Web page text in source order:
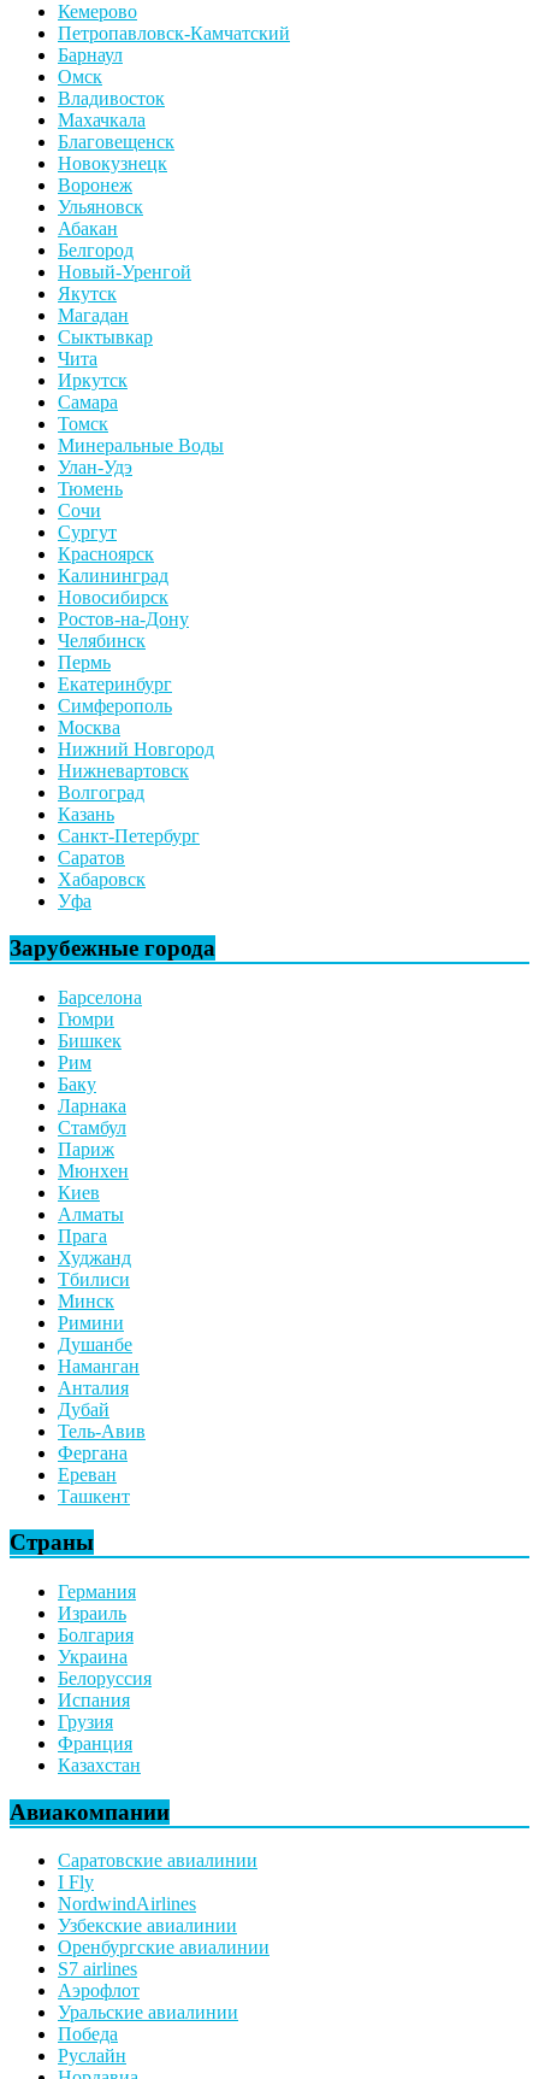
Кемерово
Петропавловск-Камчатский
Барнаул
Омск
Владивосток
Махачкала
Благовещенск
Новокузнецк
Воронеж
Ульяновск
Абакан
Белгород
Новый-Уренгой
Якутск
Магадан
Сыктывкар
Чита
Иркутск
Самара
Томск
Минеральные Воды
Улан-Удэ
Тюмень
Сочи
Сургут
Красноярск
Калининград
Новосибирск
Ростов-на-Дону
Челябинск
Пермь
Екатеринбург
Симферополь
Москва
Нижний Новгород
Нижневартовск
Волгоград
Казань
Санкт-Петербург
Саратов
Хабаровск
Уфа
Зарубежные города
Барселона
Гюмри
Бишкек
Рим
Баку
Ларнака
Стамбул
Париж
Мюнхен
Киев
Алматы
Прага
Худжанд
Тбилиси
Минск
Римини
Душанбе
Наманган
Анталия
Дубай
Тель-Авив
Фергана
Ереван
Ташкент
Страны
Германия
Израиль
Болгария
Украина
Белоруссия
Испания
Грузия
Франция
Казахстан
Авиакомпании
Саратовские авиалинии
I Fly
NordwindAirlines
Узбекские авиалинии
Оренбургские авиалинии
S7 airlines
Аэрофлот
Уральские авиалинии
Победа
Руслайн